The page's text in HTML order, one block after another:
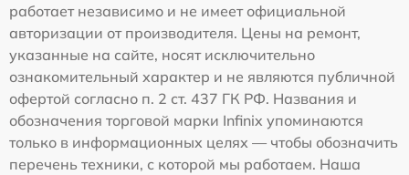
работает независимо и не имеет официальной
авторизации от производителя. Цены на ремонт,
указанные на сайте, носят исключительно
ознакомительный характер и не являются публичной
офертой согласно п. 2 ст. 437 ГК РФ. Названия и
обозначения торговой марки Infinix упоминаются
только в информационных целях — чтобы обозначить
перечень техники, с которой мы работаем. Наша